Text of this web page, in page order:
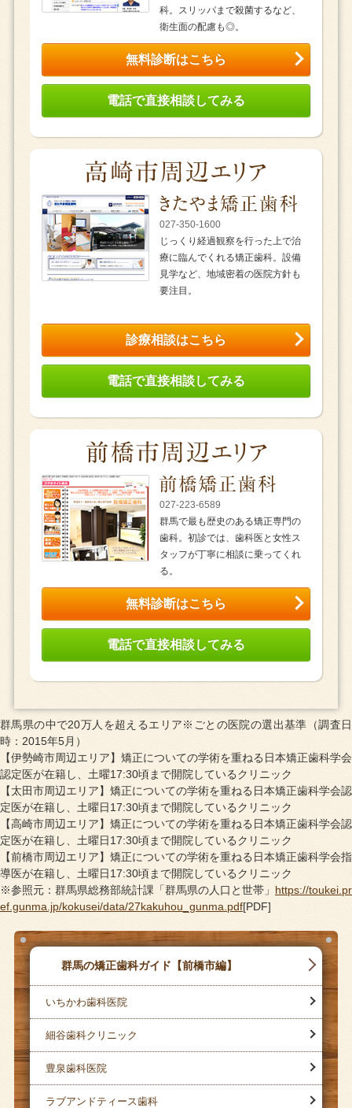
科。スリッパまで殺菌するなど、
衛生面の配慮も◎。
無料診断はこちら
電話で直接相談してみる
027-350-1600
じっくり経過観察を行った上で治
療に臨んでくれる矯正歯科。設備
見学など、地域密着の医院方針も
要注目。
診療相談はこちら
電話で直接相談してみる
027-223-6589
群馬で最も歴史のある矯正専門の
歯科。初診では、歯科医と女性ス
タッフが丁寧に相談に乗ってくれ
る。
無料診断はこちら
電話で直接相談してみる
群馬県の中で20万人を超えるエリア※ごとの医院の選出基準（調査日
時：2015年5月）
【伊勢崎市周辺エリア】矯正についての学術を重ねる日本矯正歯科学会
認定医が在籍し、土曜17:30頃まで開院しているクリニック
【太田市周辺エリア】矯正についての学術を重ねる日本矯正歯科学会認
定医が在籍し、土曜日17:30頃まで開院しているクリニック
【高崎市周辺エリア】矯正についての学術を重ねる日本矯正歯科学会認
定医が在籍し、土曜日17:30頃まで開院しているクリニック
【前橋市周辺エリア】矯正についての学術を重ねる日本矯正歯科学会指
導医が在籍し、土曜日17:30頃まで開院しているクリニック
※参照元：群馬県総務部統計課「群馬県の人口と世帯」 https://toukei.pr
ef.gunma.jp/kokusei/data/27kakuhou_gunma.pdf[PDF]
群馬の矯正歯科ガイド【前橋市編】
いちかわ歯科医院
細谷歯科クリニック
豊泉歯科医院
ラブアンドティース歯科